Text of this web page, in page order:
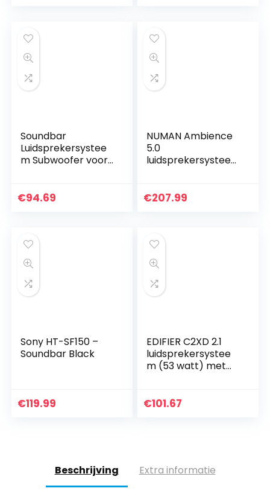
Soundbar
Luidsprekersystee
m Subwoofer voor
surround sound, tv-
€94.69
NUMAN Ambience
5.0
luidsprekersystee
home cinema-set,
€207.99
Sony HT-SF150 –
Soundbar Black
€119.99
EDIFIER C2XD 2.1
luidsprekersystee
m (53 watt) met
en optische ingang
€101.67
Beschrijving Extra informatie